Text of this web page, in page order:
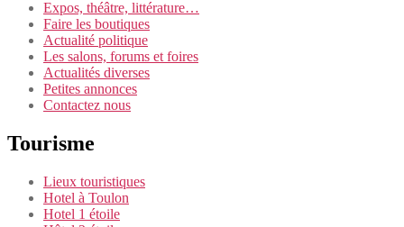
Expos, théâtre, littérature…
Faire les boutiques
Actualité politique
Les salons, forums et foires
Actualités diverses
Petites annonces
Contactez nous
Tourisme
Lieux touristiques
Hotel à Toulon
Hotel 1 étoile